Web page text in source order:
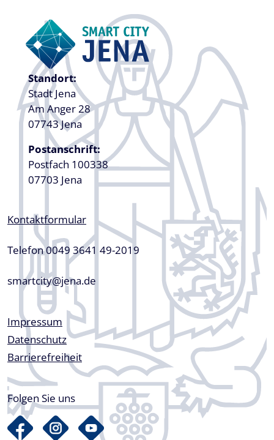
Standort:
Stadt Jena
Am Anger 28
07743 Jena
Postanschrift:
Postfach 100338
07703 Jena
Kontaktformular
Telefon 0049 3641 49-2019
smartcity@jena.de
Fußzeile
Impressum
Datenschutz
Barrierefreiheit
Folgen Sie uns